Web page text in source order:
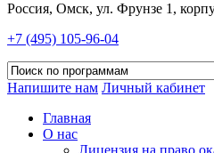
Россия, Омск, ул. Фрунзе 1,
+7 (495) 105-96-04
Напишите нам Личный кабинет
Главная
О нас
Лицензия на право